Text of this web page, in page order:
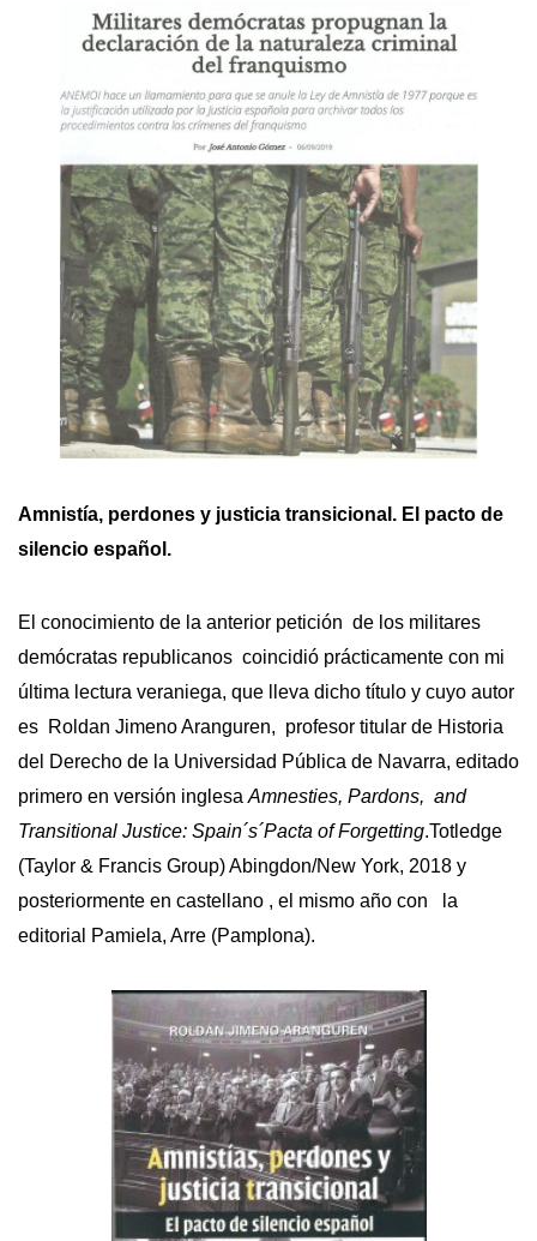
Amnistía, perdones y justicia transicional. El pacto de
silencio español.
El conocimiento de la anterior petición de los militares
demócratas republicanos coincidió prácticamente con mi
última lectura veraniega, que lleva dicho título y cuyo autor
es Roldan Jimeno Aranguren, profesor titular de Historia
del Derecho de la Universidad Pública de Navarra, editado
primero en versión inglesa Amnesties, Pardons, and
Transitional Justice: Spain´s´Pacta of Forgetting.Totledge
(Taylor & Francis Group) Abingdon/New York, 2018 y
posteriormente en castellano , el mismo año con la
editorial Pamiela, Arre (Pamplona).